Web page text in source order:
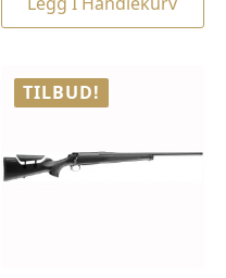
kr 7.399,00.
kr 6.990,00.
TILBUD!